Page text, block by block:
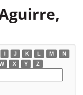
I J K L M
N
X Y Z